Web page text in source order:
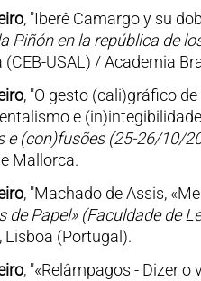
, "Iberê Camargo y su
Piñón en la república de
USAL) / Academia
, "O gesto (cali)gráfico
e
e (con)fusões (25-26/10/
Mallorca.
, "Machado de Assis,
de Papel» (Faculdade de
Lisboa (Portugal).
, "«Relâmpagos - Dizer